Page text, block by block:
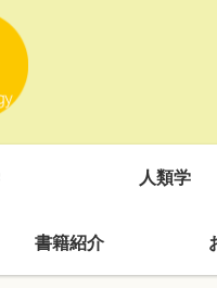
人類学
書籍紹介